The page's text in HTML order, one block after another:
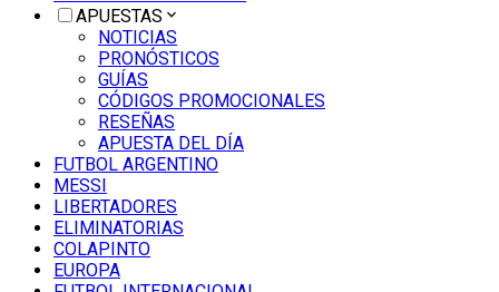
APUESTAS
NOTICIAS
PRONÓSTICOS
GUÍAS
CÓDIGOS PROMOCIONALES
RESEÑAS
APUESTA DEL DÍA
FUTBOL ARGENTINO
MESSI
LIBERTADORES
ELIMINATORIAS
COLAPINTO
EUROPA